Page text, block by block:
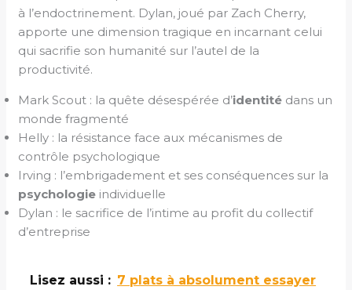
à l’endoctrinement. Dylan, joué par Zach Cherry,
apporte une dimension tragique en incarnant celui
qui sacrifie son humanité sur l’autel de la
productivité.
Mark Scout : la quête désespérée d’identité dans un
monde fragmenté
Helly : la résistance face aux mécanismes de
contrôle psychologique
Irving : l’embrigadement et ses conséquences sur la
psychologie individuelle
Dylan : le sacrifice de l’intime au profit du collectif
d’entreprise
Lisez aussi : 7 plats à absolument essayer